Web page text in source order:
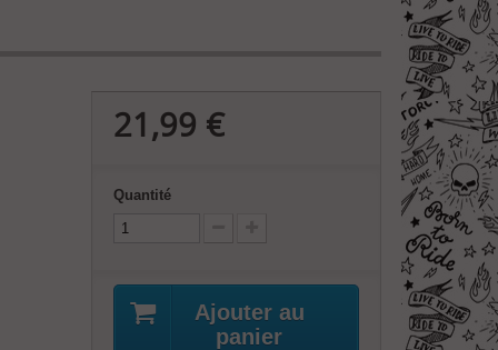
21,99 €
Quantité
Ajouter au
panier